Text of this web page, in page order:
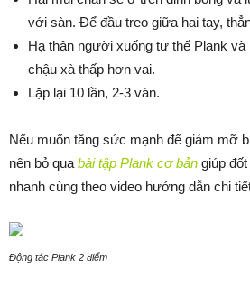
với sàn. Để đầu treo giữa hai tay,
Hạ thân người xuống tư thế Plank
chậu xà thấp hơn vai.
Lặp lại 10 lần, 2-3 ván.
Nếu muốn tăng sức mạnh để giảm mỡ
nên bỏ qua bài tập Plank cơ bản giúp
nhanh cùng theo video hướng dẫn chi
Động tác Plank 2 điểm